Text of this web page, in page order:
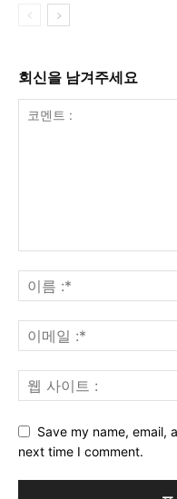
회신을 남겨주세요
Save my name, email,
next time I comment.